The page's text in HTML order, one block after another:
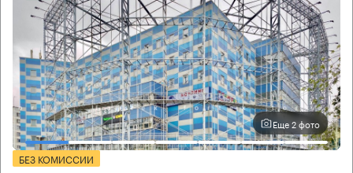
Еще 2 фото
БЕЗ КОМИССИИ